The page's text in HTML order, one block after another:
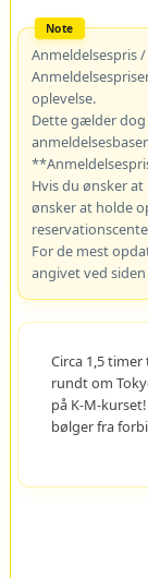
Anmeldelsespris
oplevelse.
Dette gælder
Hvis du ønsker
ønsker at holde
For de mest
angivet ved
Circa 1,5
rundt om
på K-M-
bølger fra